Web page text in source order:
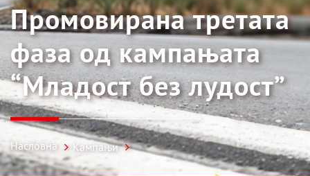
Промовирана третата
фаза од кампањата
“Младост без лудост”
Насловна Кампањи